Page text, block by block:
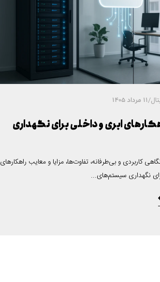
/11 مرداد 1405
ابری و داخلی برای نگهداری
کاربردی و بی‌طرفانه، تفاوت‌ها، مزایا و معایب راهکارهای
نگهداری سیستم‌های...